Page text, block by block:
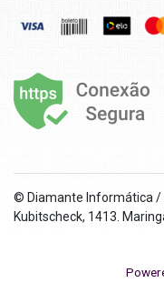
© Diamante Informática /
Kubitscheck, 1413.